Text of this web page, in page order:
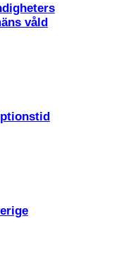
våld